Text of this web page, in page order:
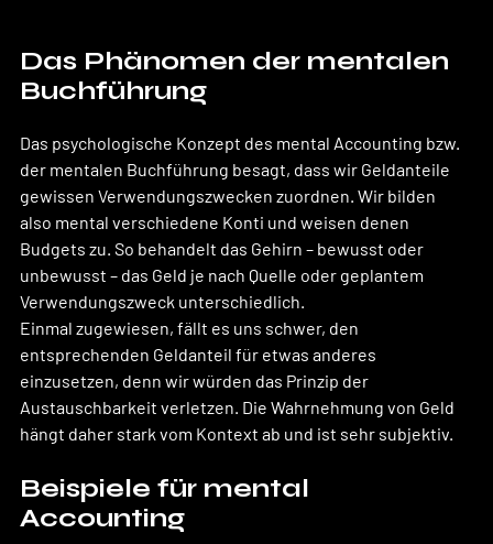
Das Phänomen der mentalen
Buchführung
Das psychologische Konzept des mental Accounting bzw.
der mentalen Buchführung besagt, dass wir Geldanteile
gewissen Verwendungszwecken zuordnen. Wir bilden
also mental verschiedene Konti und weisen denen
Budgets zu. So behandelt das Gehirn – bewusst oder
unbewusst – das Geld je nach Quelle oder geplantem
Verwendungszweck unterschiedlich.
Einmal zugewiesen, fällt es uns schwer, den
entsprechenden Geldanteil für etwas anderes
einzusetzen, denn wir würden das Prinzip der
Austauschbarkeit verletzen. Die Wahrnehmung von Geld
hängt daher stark vom Kontext ab und ist sehr subjektiv.
Beispiele für mental
Accounting